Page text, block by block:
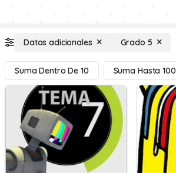
Datos adicionales Grado 5
Suma Dentro De 10 Suma Hasta 100